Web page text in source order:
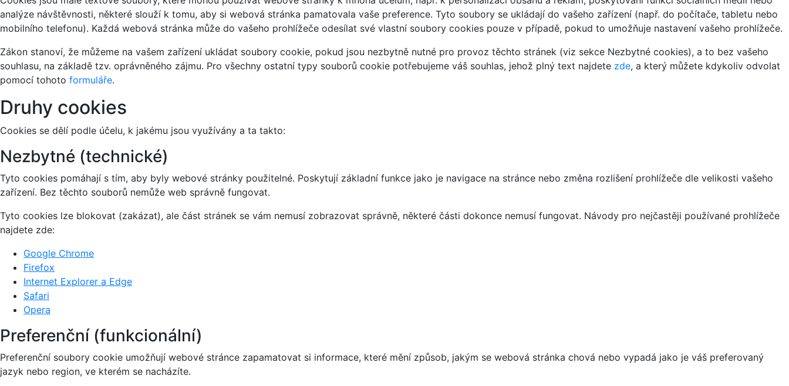
analýze návštěvnosti, některé slouží k tomu, aby si webová stránka pamatovala vaše preference. Tyto soubory se ukládají do vašeho zařízení (např. do počítače, tabletu nebo
mobilního telefonu). Každá webová stránka může do vašeho prohlížeče odesílat své vlastní soubory cookies pouze v případě, pokud to umožňuje nastavení vašeho prohlížeče.
Zákon stanoví, že můžeme na vašem zařízení ukládat soubory cookie, pokud jsou nezbytně nutné pro provoz těchto stránek (viz sekce Nezbytné cookies), a to bez vašeho
souhlasu, na základě tzv. oprávněného zájmu. Pro všechny ostatní typy souborů cookie potřebujeme váš souhlas, jehož plný text najdete zde, a který můžete kdykoliv odvolat
pomocí tohoto formuláře.
Druhy cookies
Cookies se dělí podle účelu, k jakému jsou využívány a ta takto:
Nezbytné (technické)
Tyto cookies pomáhají s tím, aby byly webové stránky použitelné. Poskytují základní funkce jako je navigace na stránce nebo změna rozlišení prohlížeče dle velikosti vašeho
zařízení. Bez těchto souborů nemůže web správně fungovat.
Tyto cookies lze blokovat (zakázat), ale část stránek se vám nemusí zobrazovat správně, některé části dokonce nemusí fungovat. Návody pro nejčastěji používané prohlížeče
najdete zde:
Google Chrome
Firefox
Internet Explorer a Edge
Safari
Opera
Preferenční (funkcionální)
Preferenční soubory cookie umožňují webové stránce zapamatovat si informace, které mění způsob, jakým se webová stránka chová nebo vypadá jako je váš preferovaný
jazyk nebo region, ve kterém se nacházíte.